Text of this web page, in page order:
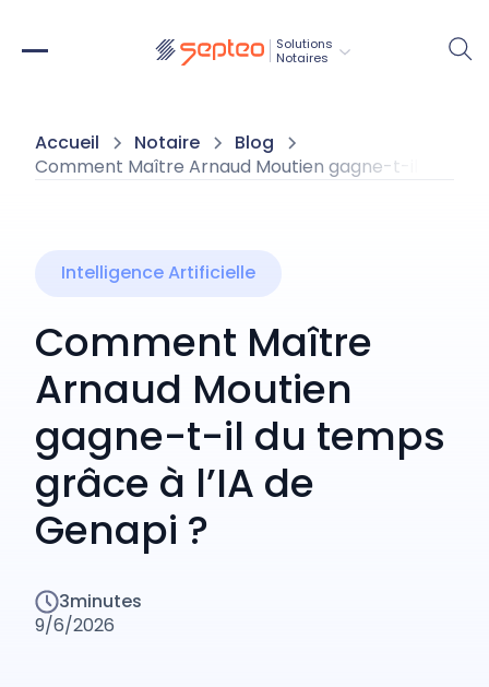
Solutions
Notaires
Accueil Notaire
Blog
Comment Maître Arnaud Moutien gagne-t-il du
Intelligence Artificielle
Comment Maître
Arnaud Moutien
gagne-t-il du temps
grâce à l’IA de
Genapi ?
3minutes
9/6/2026